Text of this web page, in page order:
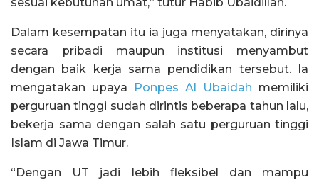
Dalam kesempatan itu ia juga menyatakan, dirinya
secara pribadi maupun institusi menyambut
dengan baik kerja sama pendidikan tersebut. Ia
mengatakan upaya Ponpes Al Ubaidah memiliki
perguruan tinggi sudah dirintis beberapa tahun lalu,
bekerja sama dengan salah satu perguruan tinggi
Islam di Jawa Timur.
“Dengan UT jadi lebih fleksibel dan mampu